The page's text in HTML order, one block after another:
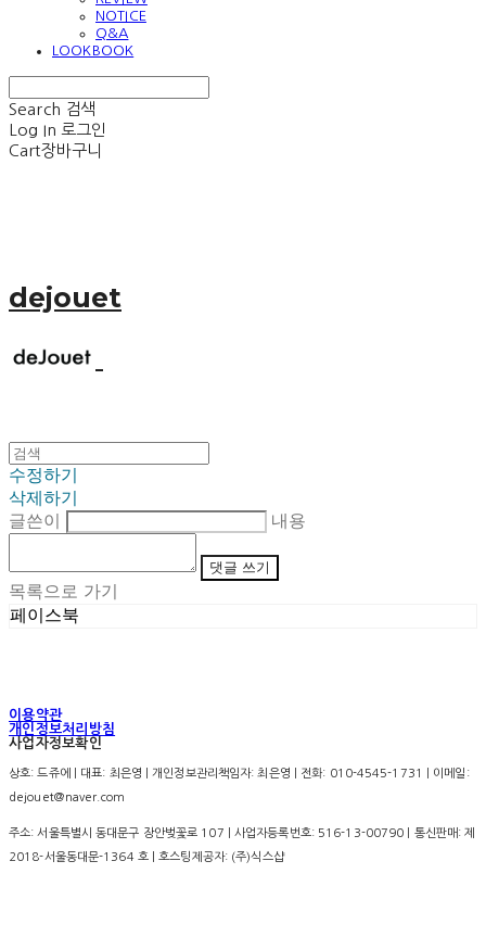
NOTICE
Q&A
LOOKBOOK
Search 검색
Log In 로그인
Cart장바구니
dejouet
수정하기
삭제하기
글쓴이
내용
댓글 쓰기
목록으로 가기
페이스북
이용약관
개인정보처리방침
사업자정보확인
상호: 드쥬에 | 대표: 최은영 | 개인정보관리책임자: 최은영 | 전화: 010-4545-1731 | 이메일:
dejouet@naver.com
주소: 서울특별시 동대문구 장안벚꽃로 107 | 사업자등록번호: 516-13-00790 | 통신판매:제
2018-서울동대문-1364 호| 호스팅제공자: (주)식스샵